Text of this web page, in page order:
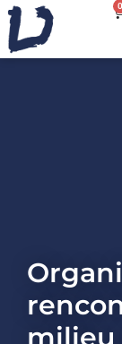
€ 0